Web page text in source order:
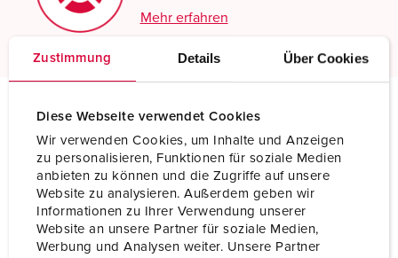
Zustimmung Details Über Cookies
Diese Webseite verwendet Cookies
Wir verwenden Cookies, um Inhalte und Anzeigen
zu personalisieren, Funktionen für soziale Medien
anbieten zu können und die Zugriffe auf unsere
Website zu analysieren. Außerdem geben wir
Informationen zu Ihrer Verwendung unserer
Website an unsere Partner für soziale Medien,
Werbung und Analysen weiter. Unsere Partner
Mehr erfahren
Anbausteckdose 1128P
Ampere 63 A
Pole 5 p